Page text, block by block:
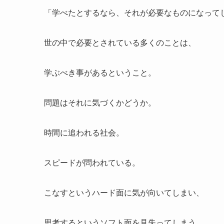
「学べたとするなら、それが必要なものになって
世の中で必要とされている多くのことは、
学ぶべき事があるということ。
問題はそれに気づくかどうか。
時間に追われる社会。
スピードが問われている。
こなすというハード面に気が向いてしまい、